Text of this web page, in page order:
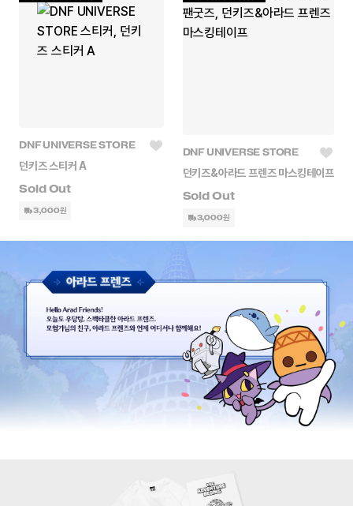
DNF UNIVERSE STORE
던키즈 스티커 A
3,000원
DNF UNIVERSE STORE
던키즈&아라드 프렌즈 마스킹테이프
3,000원